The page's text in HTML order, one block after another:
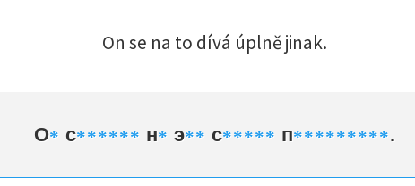
On se na to dívá úplně jinak.
О* с****** н* э** с***** п*********.